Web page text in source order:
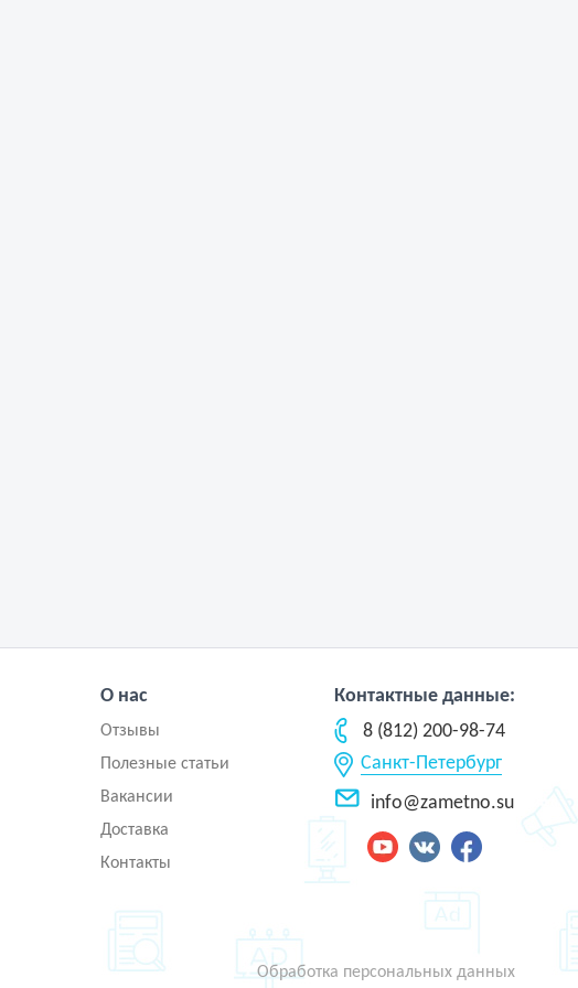
О нас
Отзывы
Полезные статьи
Вакансии
Доставка
Контакты
Контактные данные:
8 (812) 200-98-74
Санкт-Петербург
info@zametno.su
Обработка персональных данных